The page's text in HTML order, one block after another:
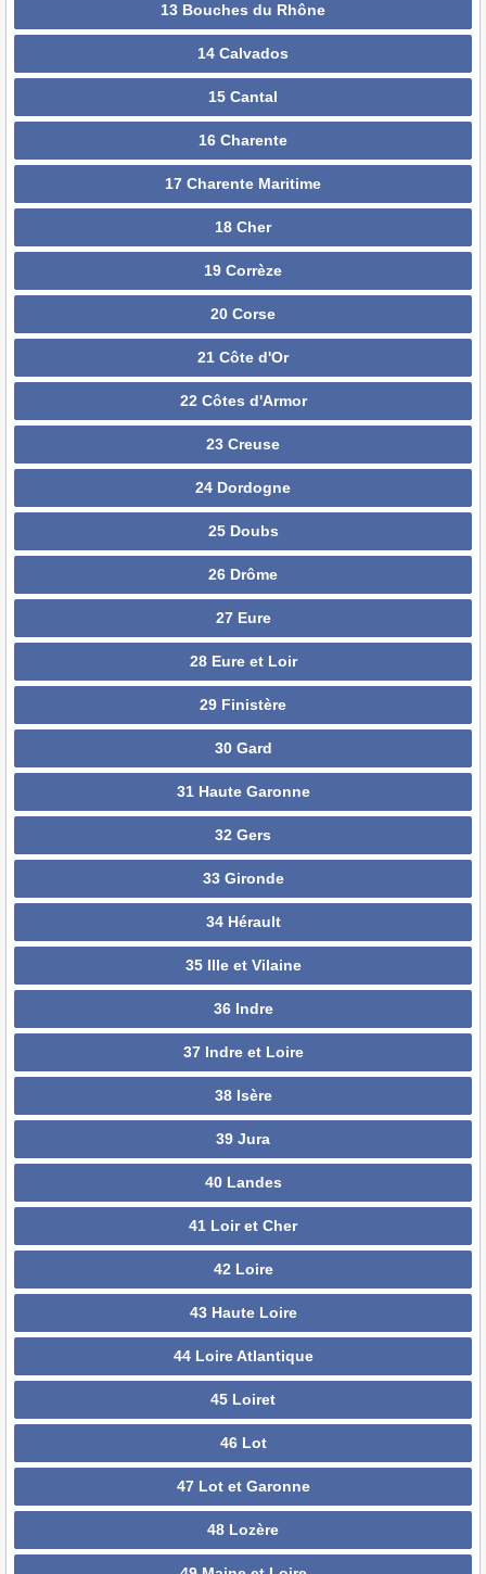
13 Bouches du Rhône
14 Calvados
15 Cantal
16 Charente
17 Charente Maritime
18 Cher
19 Corrèze
20 Corse
21 Côte d'Or
22 Côtes d'Armor
23 Creuse
24 Dordogne
25 Doubs
26 Drôme
27 Eure
28 Eure et Loir
29 Finistère
30 Gard
31 Haute Garonne
32 Gers
33 Gironde
34 Hérault
35 Ille et Vilaine
36 Indre
37 Indre et Loire
38 Isère
39 Jura
40 Landes
41 Loir et Cher
42 Loire
43 Haute Loire
44 Loire Atlantique
45 Loiret
46 Lot
47 Lot et Garonne
48 Lozère